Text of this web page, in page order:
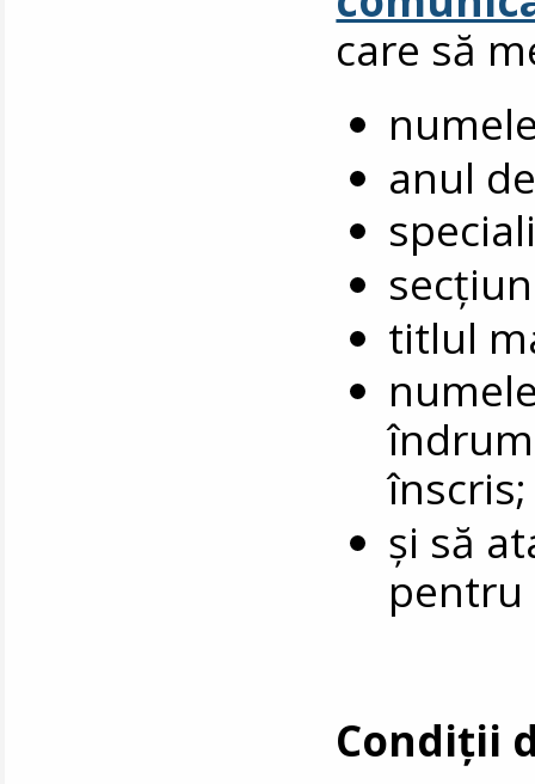
care să
anul
titlul
înscris;
și să
pentru
Condiții